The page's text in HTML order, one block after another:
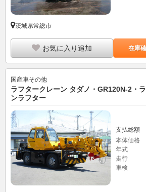
茨城県常総市
お気に入り追加 在庫
国産車その他
ラフタークレーン タダノ・GR120N-2・
ンラフター
支払総額
本体価格
年式
走行
車検